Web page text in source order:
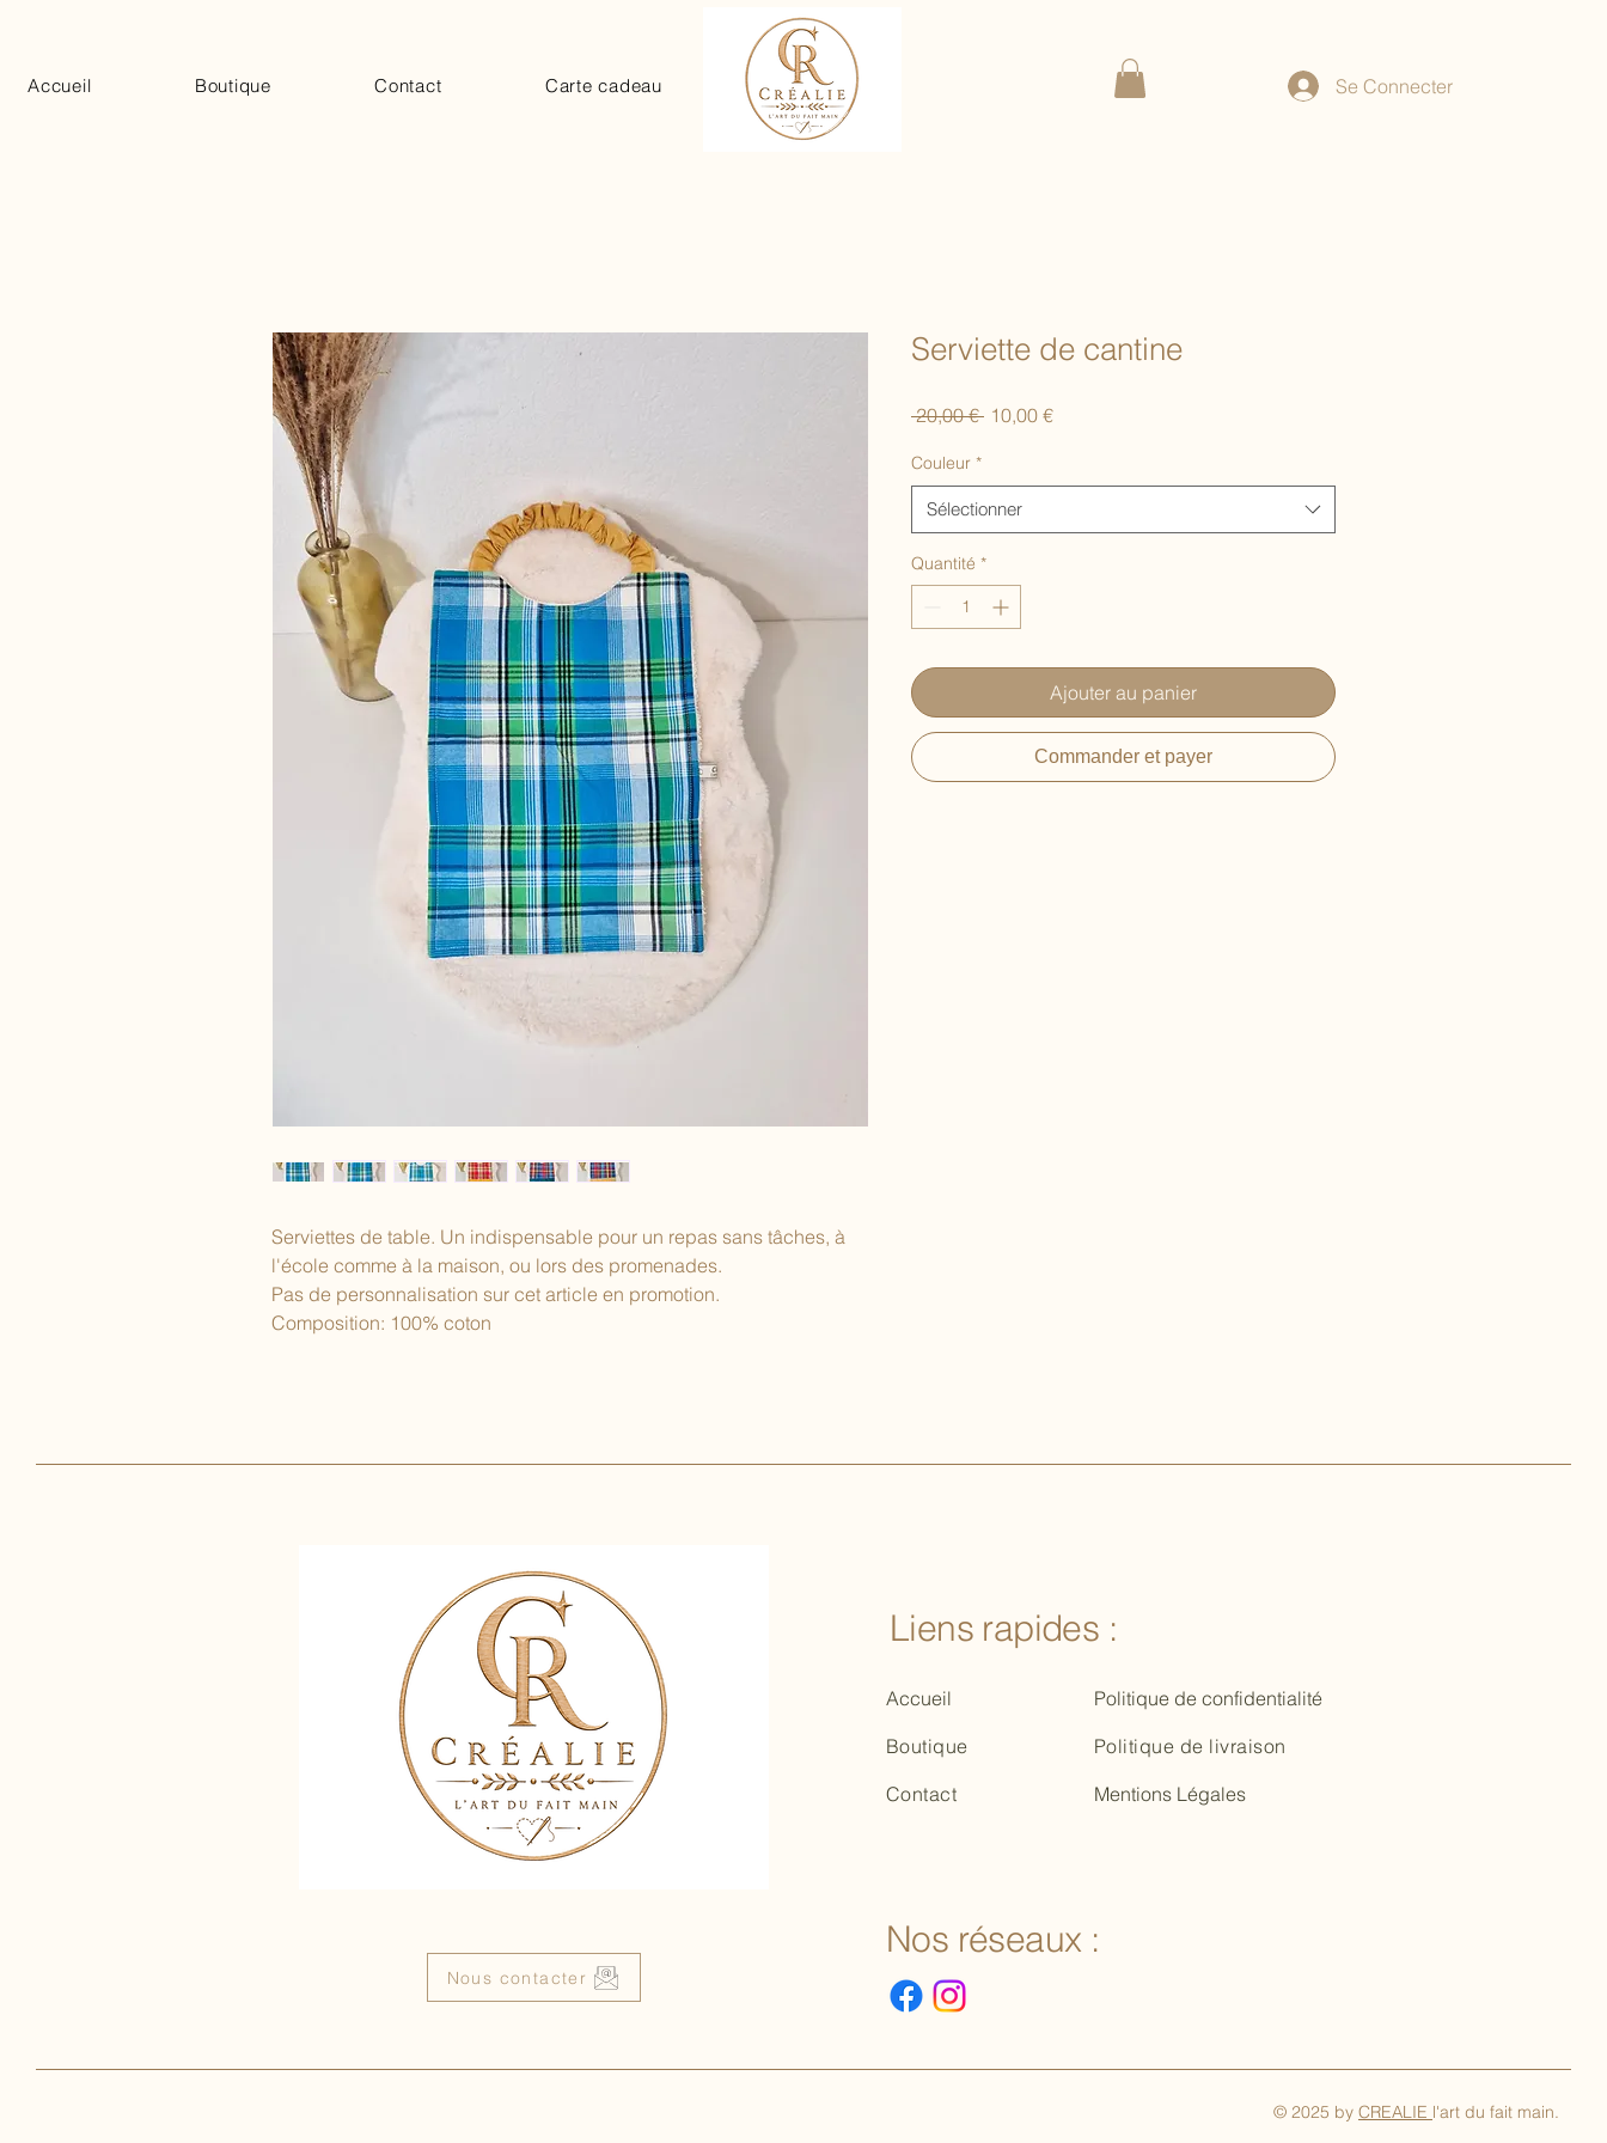
Accueil Boutique Contact Carte cadeau Se Connecter
Serviettes de table. Un indispensable pour un repas sans tâches, à
l'école comme à la maison, ou lors des promenades.
Pas de personnalisation sur cet article en promotion.
Composition: 100% coton
Serviette de cantine
20,00 € Prix
10,00 €Prix
Couleur *
Sélectionner
Quantité *
Ajouter au panier
Commander et payer
Nous contacter
Liens rapides :
Accueil
Boutique
Contact
Politique de confidentialité
Politique de livraison
Mentions Légales
Nos réseaux :
© 2025 by CREALIE l'art du fait main.